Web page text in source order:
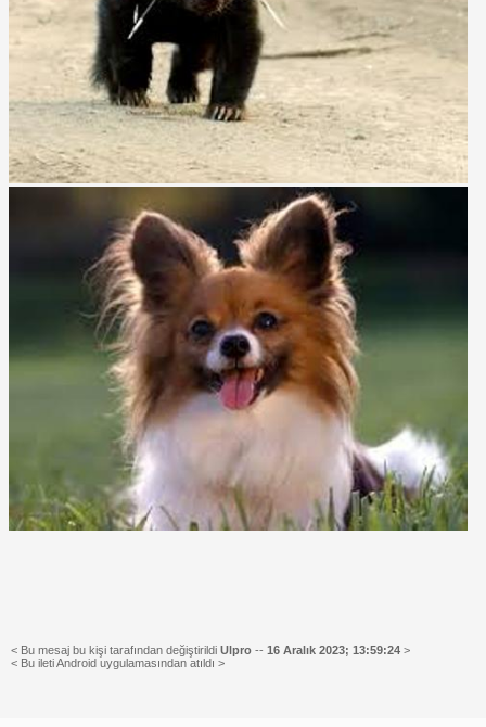
< Bu mesaj bu kişi tarafından değiştirildi Ulpro -- 16 Aralık 2023; 13:59:24 >
< Bu ileti Android uygulamasından atıldı >